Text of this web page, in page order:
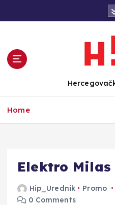
e
Home
Elektro
Hip_Urednik Promo
0 Comments